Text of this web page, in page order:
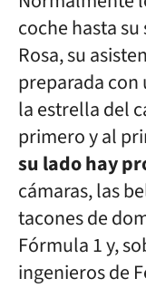
coche hasta
Rosa, su
preparada con
la estrella del
primero y al
su lado hay
cámaras, las
tacones de
Fórmula 1 y,
ingenieros de